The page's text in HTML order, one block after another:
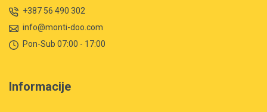
+387 56 490 302
info@monti-doo.com
Pon-Sub 07:00 - 17:00
Informacije